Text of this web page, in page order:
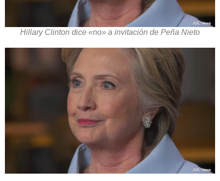
Hillary Clinton dice «no» a invitación de Peña Nieto